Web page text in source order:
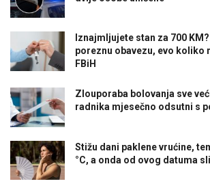
Iznajmljujete stan za 700
poreznu obavezu, evo koliko
FBiH
Zlouporaba bolovanja sve
radnika mjesečno odsutni s
Stižu dani paklene vrućine,
°C, a onda od ovog datuma